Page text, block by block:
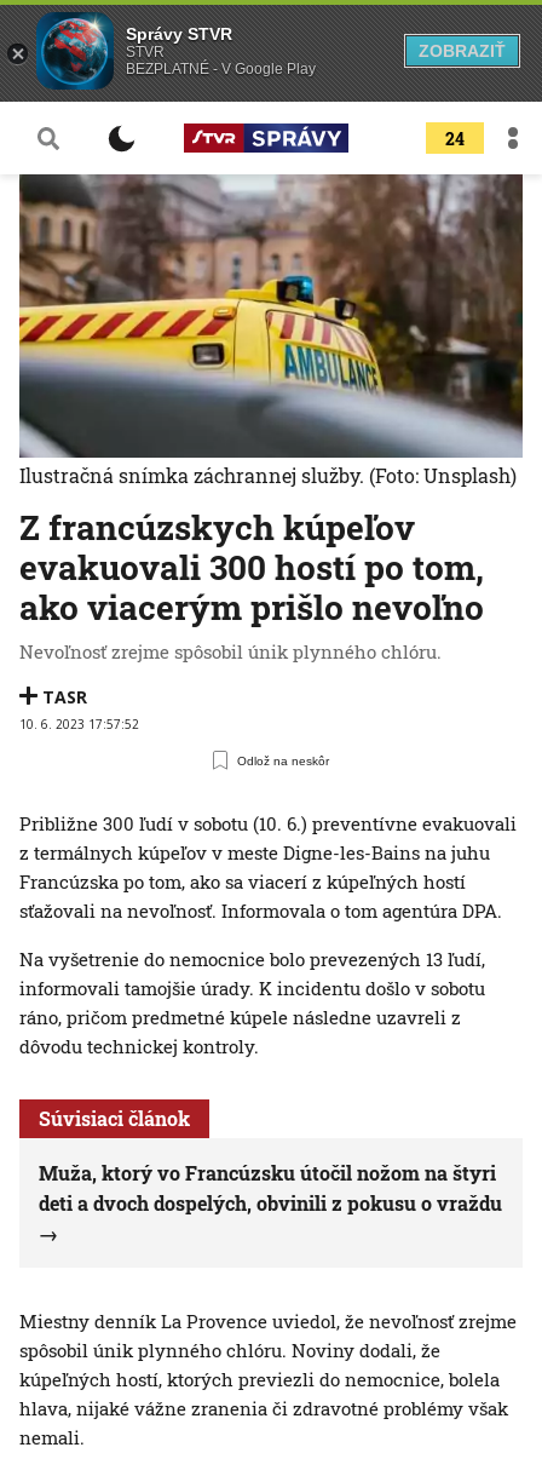
24
Z francúzskych kúpeľov
evakuovali 300 hostí po tom,
ako viacerým prišlo nevoľno
Nevoľnosť zrejme spôsobil únik plynného chlóru.
TASR
10. 6. 2023 17:57:52
Odlož na neskôr
Ilustračná snímka záchrannej služby. (Foto: Unsplash)
Približne 300 ľudí v sobotu (10. 6.) preventívne evakuovali
z termálnych kúpeľov v meste Digne-les-Bains na juhu
Francúzska po tom, ako sa viacerí z kúpeľných hostí
sťažovali na nevoľnosť. Informovala o tom agentúra DPA.
Na vyšetrenie do nemocnice bolo prevezených 13 ľudí,
informovali tamojšie úrady. K incidentu došlo v sobotu
ráno, pričom predmetné kúpele následne uzavreli z
dôvodu technickej kontroly.
Súvisiaci článok
Muža, ktorý vo Francúzsku útočil nožom na štyri
deti a dvoch dospelých, obvinili z pokusu o vraždu
Miestny denník La Provence uviedol, že nevoľnosť zrejme
spôsobil únik plynného chlóru. Noviny dodali, že
kúpeľných hostí, ktorých previezli do nemocnice, bolela
hlava, nijaké vážne zranenia či zdravotné problémy však
nemali.
Správy STVR
STVR
BEZPLATNÉ - V Google Play
ZOBRAZIŤ